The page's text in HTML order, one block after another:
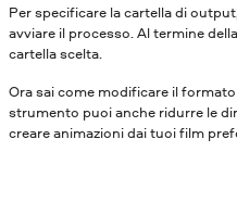
Per specificare la cartella di
avviare il processo. Al termine
cartella scelta.
Ora sai come modificare il
strumento puoi anche ridurre le
creare animazioni dai tuoi film